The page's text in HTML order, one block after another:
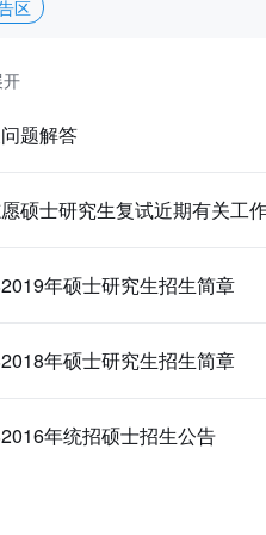
区
题解答
硕士研究生复试近期有关工
年硕士研究生招生简章
年硕士研究生招生简章
年统招硕士招生公告